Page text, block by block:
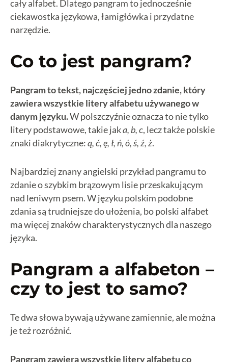
cały alfabet. Dlatego pangram to jednocześnie
ciekawostka językowa, łamigłówka i przydatne
narzędzie.
Co to jest pangram?
Pangram to tekst, najczęściej jedno zdanie, który
zawiera wszystkie litery alfabetu używanego w
danym języku.W polszczyźnie oznacza to nie tylko
litery podstawowe, takie jaka, b, c, lecz także polskie
znaki diakrytyczne:ą, ć, ę, ł, ń, ó, ś, ź, ż.
Najbardziej znany angielski przykład pangramu to
zdanie o szybkim brązowym lisie przeskakującym
nad leniwym psem. W języku polskim podobne
zdania są trudniejsze do ułożenia, bo polski alfabet
ma więcej znaków charakterystycznych dla naszego
języka.
Pangram a alfabeton –
czy to jest to samo?
Te dwa słowa bywają używane zamiennie, ale można
je też rozróżnić.
Pangram zawiera wszystkie litery alfabetu co